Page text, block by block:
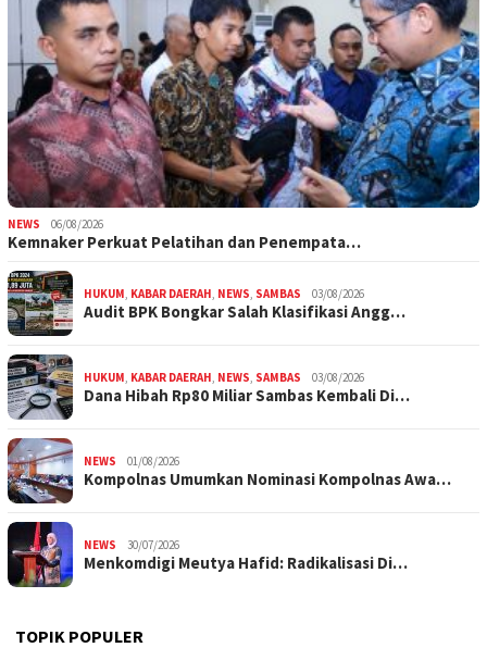
NEWS 06/08/2026
Kemnaker Perkuat Pelatihan dan Penempata…
HUKUM, KABAR DAERAH, NEWS, SAMBAS 03/08/2026
Audit BPK Bongkar Salah Klasifikasi Angg…
HUKUM, KABAR DAERAH, NEWS, SAMBAS 03/08/2026
Dana Hibah Rp80 Miliar Sambas Kembali Di…
NEWS 01/08/2026
Kompolnas Umumkan Nominasi Kompolnas Awa…
NEWS 30/07/2026
Menkomdigi Meutya Hafid: Radikalisasi Di…
TOPIK POPULER